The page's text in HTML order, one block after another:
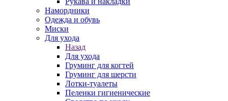
Намордники
Одежда и обувь
Миски
Для ухода
Назад
Для ухода
Груминг для когтей
Груминг для шерсти
Лотки-туалеты
Пеленки гигиенические